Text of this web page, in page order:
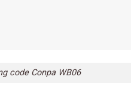
code Conpa WB06